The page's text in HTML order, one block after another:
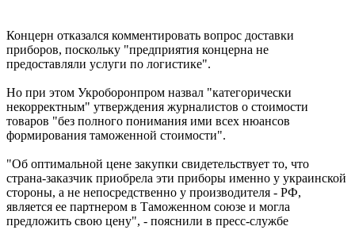
Концерн отказался комментировать вопрос доставки
приборов, поскольку "предприятия концерна не
предоставляли услуги по логистике".
Но при этом Укроборонпром назвал "категорически
некорректным" утверждения журналистов о стоимости
товаров "без полного понимания ими всех нюансов
формирования таможенной стоимости".
"Об оптимальной цене закупки свидетельствует то, что
страна-заказчик приобрела эти приборы именно у украинской
стороны, а не непосредственно у производителя - РФ,
является ее партнером в Таможенном союзе и могла
предложить свою цену", - пояснили в пресс-службе